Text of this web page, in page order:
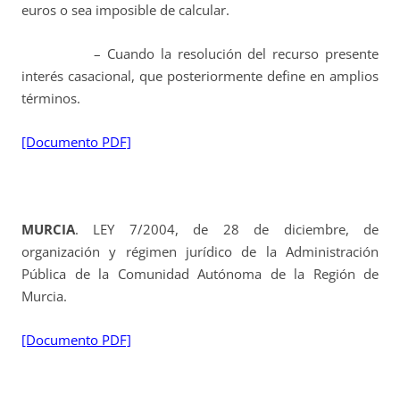
euros o sea imposible de calcular.
– Cuando la resolución del recurso presente
interés casacional, que posteriormente define en amplios
términos.
[Documento PDF]
MURCIA. LEY 7/2004, de 28 de diciembre, de
organización y régimen jurídico de la Administración
Pública de la Comunidad Autónoma de la Región de
Murcia.
[Documento PDF]